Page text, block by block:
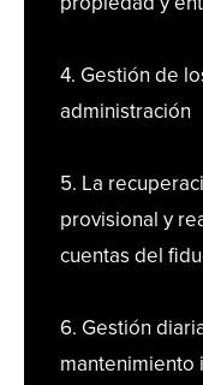
4. Gestión de
administración
5. La
provisional y
cuentas del
6. Gestión
mantenimiento